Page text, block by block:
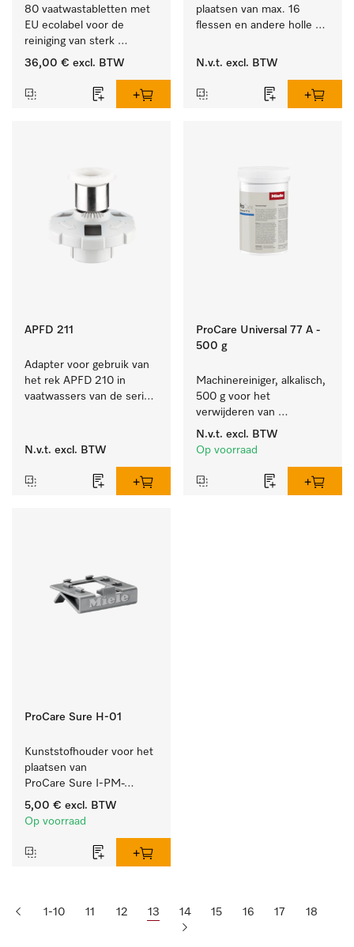
80 vaatwastabletten met
EU ecolabel voor de
reiniging van sterk
vervuild serviesgoed,
36,00 € excl. BTW
plaatsen van max. 16
flessen en andere holle
N.v.t. excl. BTW
APFD 211
Adapter voor gebruik van
het rek APFD 210 in
vaatwassers van de serie
N.v.t. excl. BTW
ProCare Universal 77 A -
500 g
Machinereiniger, alkalisch,
500 g voor het
verwijderen van
hardnekkige
zetmeelaanslag.
N.v.t. excl. BTW
Op voorraad
ProCare Sure H-01
Kunststofhouder voor het
plaatsen van
ProCare Sure I-PM-
indicatoren.
5,00 € excl. BTW
Op voorraad
1-10 11 12 13 14 15 16 17 18